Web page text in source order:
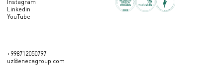
Instagram
Linkedin
YouTube
+998712050797
uz@enecagroup.com